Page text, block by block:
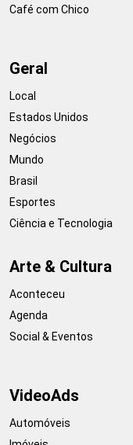
Café com Chico
Geral
Local
Estados Unidos
Negócios
Mundo
Brasil
Esportes
Ciência e Tecnologia
Arte & Cultura
Aconteceu
Agenda
Social & Eventos
VideoAds
Automóveis